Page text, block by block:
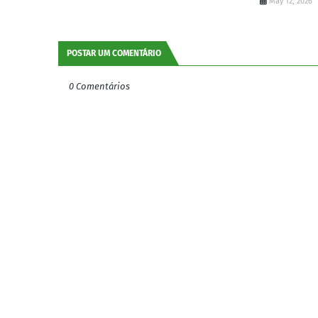
POSTAR UM COMENTÁRIO
0 Comentários